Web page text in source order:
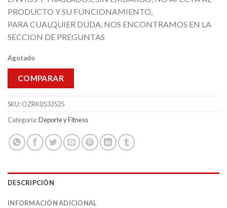
PRODUCTO Y SU FUNCIONAMIENTO,
PARA CUALQUIER DUDA, NOS ENCONTRAMOS EN LA
SECCION DE PREGUNTAS
Agotado
COMPARAR
SKU:OZRK0533525
Categoría:Deporte y Fitness
DESCRIPCIÓN
INFORMACIÓN ADICIONAL